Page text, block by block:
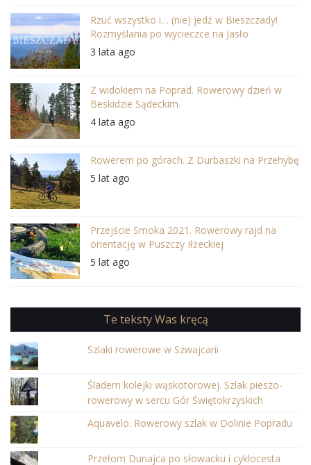
Rzuć wszystko i… (nie) jedź w Bieszczady!
Rozmyślania po wycieczce na Jasło
3 lata ago
Z widokiem na Poprad. Rowerowy dzień w
Beskidzie Sądeckim.
4 lata ago
Rowerem po górach. Z Durbaszki na Przehybę
5 lat ago
Przejście Smoka 2021. Rowerowy rajd na
orientację w Puszczy Iłżeckiej
5 lat ago
Te teksty Was kręcą
Szlaki rowerowe w Szwajcarii
Śladem kolejki wąskotorowej. Szlak pieszo-
rowerowy w sercu Gór Świętokrzyskich
Aquavelo. Rowerowy szlak w Dolinie Popradu
Przełom Dunajca po słowacku i cyklocesta